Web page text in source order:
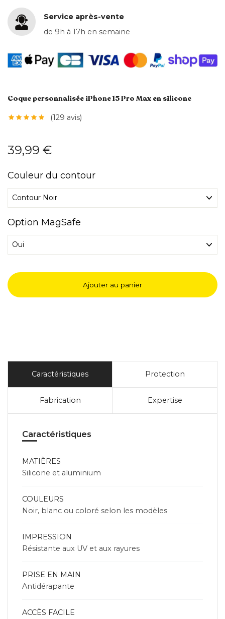
Service après-vente
de 9h à 17h en semaine
Coque personnalisée iPhone 15 Pro Max en silicone
(129 avis)
39,99 €
Couleur du contour
Option MagSafe
Ajouter au panier
Caractéristiques Protection
Fabrication Expertise
Caractéristiques
MATIÈRES
Silicone et aluminium
COULEURS
Noir, blanc ou coloré selon les modèles
IMPRESSION
Résistante aux UV et aux rayures
PRISE EN MAIN
Antidérapante
ACCÈS FACILE